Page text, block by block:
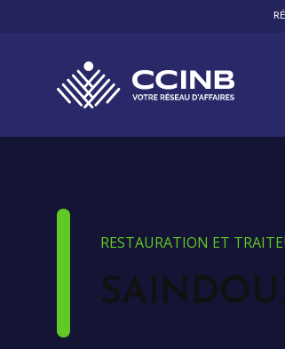
RESTAURATION ET